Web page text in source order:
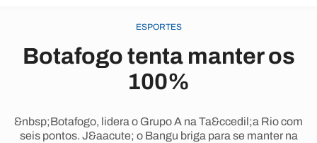
ESPORTES
Botafogo tenta manter os
100%
&nbsp;Botafogo, lidera o Grupo A na Ta&ccedil;a Rio com
seis pontos. J&aacute; o Bangu briga para se manter na